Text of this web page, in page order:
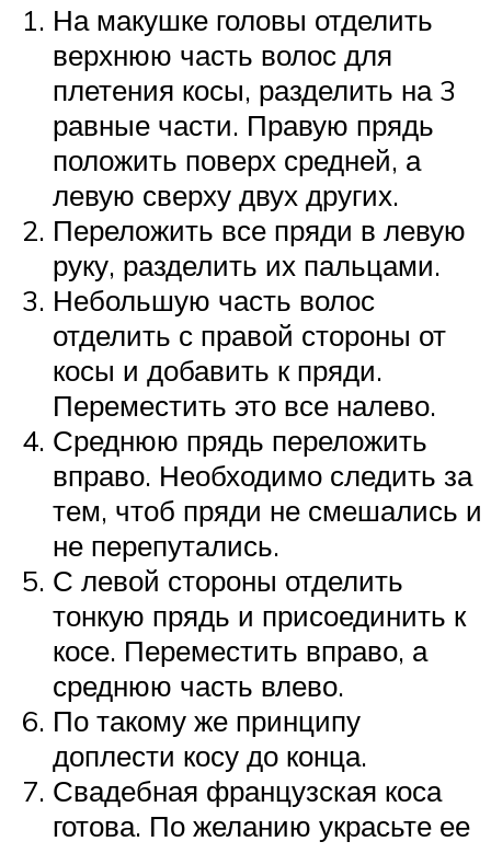
На макушке головы отделить
верхнюю часть волос для
плетения косы, разделить на 3
равные части. Правую прядь
положить поверх средней, а
левую сверху двух других.
Переложить все пряди в левую
руку, разделить их пальцами.
Небольшую часть волос
отделить с правой стороны от
косы и добавить к пряди.
Переместить это все налево.
Среднюю прядь переложить
вправо. Необходимо следить за
тем, чтоб пряди не смешались и
не перепутались.
С левой стороны отделить
тонкую прядь и присоединить к
косе. Переместить вправо, а
среднюю часть влево.
По такому же принципу
доплести косу до конца.
Свадебная французская коса
готова. По желанию украсьте ее